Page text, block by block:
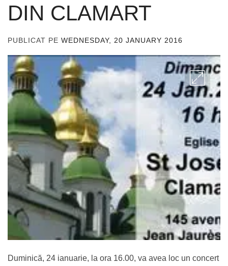
DIN CLAMART
PUBLICAT PE WEDNESDAY, 20 JANUARY 2016
Duminică, 24 ianuarie, la ora 16.00, va avea loc un concert